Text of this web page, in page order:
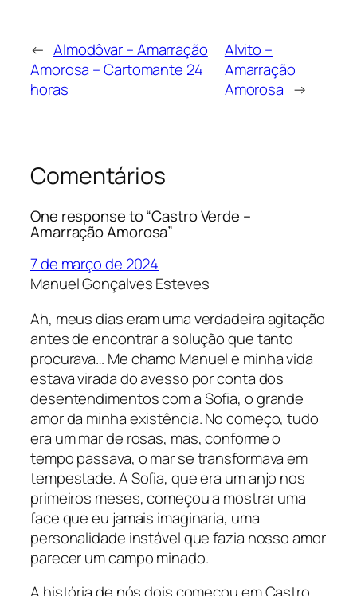
← Almodôvar – Amarração
Amorosa – Cartomante 24
horas
Alvito –
Amarração
Amorosa →
Comentários
One response to “Castro Verde –
Amarração Amorosa”
7 de março de 2024
Manuel Gonçalves Esteves
Ah, meus dias eram uma verdadeira agitação
antes de encontrar a solução que tanto
procurava… Me chamo Manuel e minha vida
estava virada do avesso por conta dos
desentendimentos com a Sofia, o grande
amor da minha existência. No começo, tudo
era um mar de rosas, mas, conforme o
tempo passava, o mar se transformava em
tempestade. A Sofia, que era um anjo nos
primeiros meses, começou a mostrar uma
face que eu jamais imaginaria, uma
personalidade instável que fazia nosso amor
parecer um campo minado.